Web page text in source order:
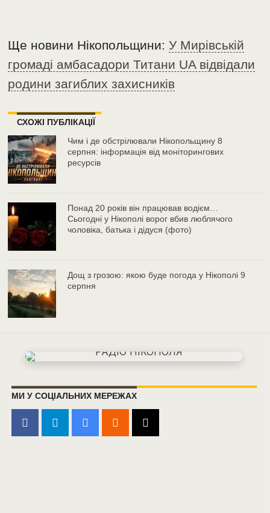
Ще новини Нікопольщини:У Мирівській
громаді амбасадори Титани UA відвідали
родини загиблих захисників
СХОЖІ ПУБЛІКАЦІЇ
Чим і де обстрілювали Нікопольщину 8
серпня: інформація від моніторингових
ресурсів
Понад 20 років він працював водієм…
Сьогодні у Нікополі ворог вбив люблячого
чоловіка, батька і дідуся (фото)
Дощ з грозою: якою буде погода у Нікополі 9
серпня
МИ У СОЦІАЛЬНИХ МЕРЕЖАХ